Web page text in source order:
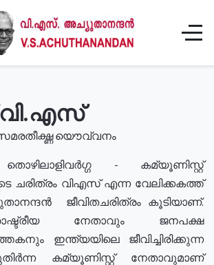
യൌവ്വനം
തൊഴിലാളിവർഗ്ഗ - കമ്യൂണിസ്റ്റ്
ചരിത്രം വിഎസ് എന്ന വേലിക്കകത്ത്
ജീവിതചരിത്രം കൂടിയാണ്.
നേതാവും ജനപക്ഷ
ഇന്ത്യയിലെ ജീവിച്ചിരിക്കുന്ന
കമ്യൂണിസ്റ്റ് നേതാവുമാണ്